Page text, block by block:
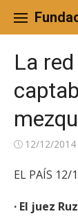
content
La
12/12/2014
EL PAÍS 12/
· El juez